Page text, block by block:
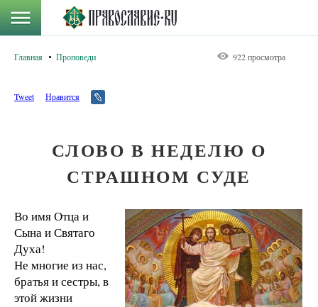
Главная Проповеди 922 просмотра
Tweet Нравится
СЛОВО В НЕДЕЛЮ О
СТРАШНОМ СУДЕ
Во имя Отца и
Сына и Святаго
Духа!
Не многие из нас,
братья и сестры, в
этой жизни